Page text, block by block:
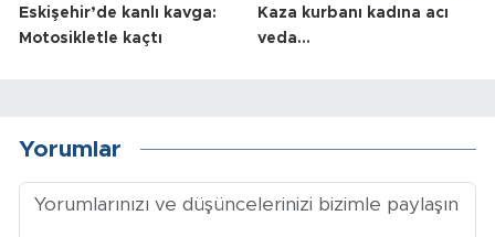
Eskişehir’de kanlı kavga:
Motosikletle kaçtı
Kaza kurbanı kadına acı
veda...
Yorumlar